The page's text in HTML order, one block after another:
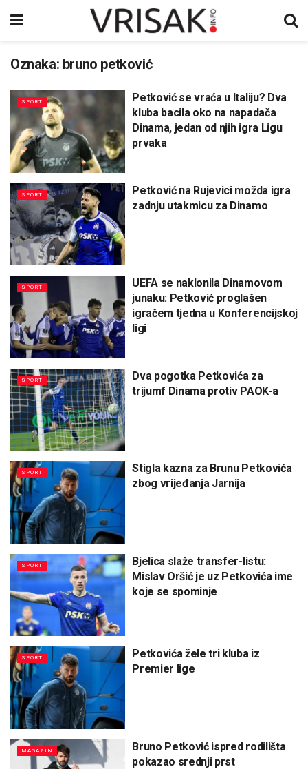
Oznaka: bruno petković
SPORT
Petković se vraća u Italiju? Dva
kluba bacila oko na napadača
Dinama, jedan od njih igra Ligu
prvaka
SPORT
Petković na Rujevici možda igra
zadnju utakmicu za Dinamo
SPORT
UEFA se naklonila Dinamovom
junaku: Petković proglašen
igračem tjedna u Konferencijskoj
ligi
SPORT
Dva pogotka Petkovića za
trijumf Dinama protiv PAOK-a
SPORT
Stigla kazna za Brunu Petkovića
zbog vrijeđanja Jarnija
SPORT
Bjelica slaže transfer-listu:
Mislav Oršić je uz Petkovića ime
koje se spominje
SPORT
Petkovića žele tri kluba iz
Premier lige
MAGAZIN
Bruno Petković ispred rodilišta
pokazao srednji prst